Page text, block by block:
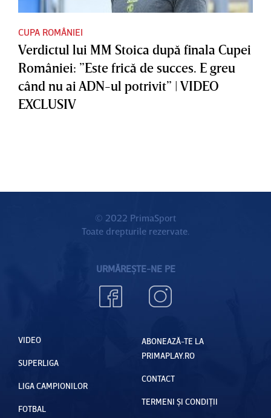
CUPA ROMÂNIEI
Verdictul lui MM Stoica după finala Cupei
României: ”Este frică de succes. E greu
când nu ai ADN-ul potrivit” | VIDEO
EXCLUSIV
© 2022 PrimaSport
Toate drepturile rezervate.
URMĂREȘTE-NE PE
VIDEO
SUPERLIGA
LIGA CAMPIONILOR
FOTBAL
ABONEAZĂ-TE LA
PRIMAPLAY.RO
CONTACT
TERMENI ȘI CONDIȚII